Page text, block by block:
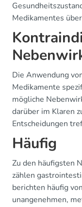
Medikamentes
Die Anwendung
Medikamente
mögliche
darüber im Klaren
Entscheidungen
Häufig
Zu den häufigsten
zählen
berichten häufig
unangenehmen,